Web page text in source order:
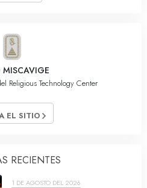
MISCAVIGE
Religious Technology Center
EL SITIO
RECIENTES
1 DE AGOSTO DEL 2026